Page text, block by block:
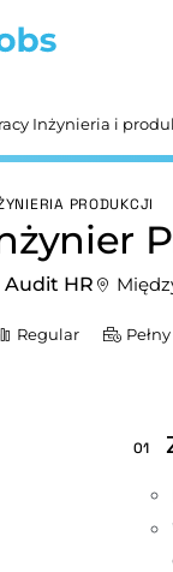
Inżynieria i
PRODUKCJI
Audit HR
Regular
01